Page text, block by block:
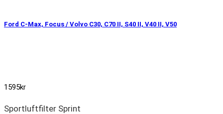
Ford C-Max, Focus / Volvo C30, C70 II, S40 II, V40 II, V50
1595kr
Sportluftfilter Sprint